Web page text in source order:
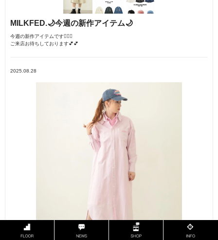
MILKFED.🌙今週の新作アイテム🌙
今週の新作アイテムです🧚🏼‍♀️
ご来店お待ちしております💕💕
2025.08.28